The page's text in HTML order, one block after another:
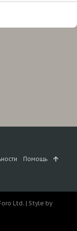
Помощь
Ltd. | Style by